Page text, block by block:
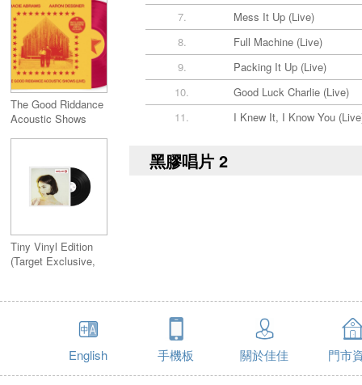
The Good Riddance
Acoustic Shows
Tiny Vinyl Edition
(Target Exclusive,
7.
Mess It Up (Live)
8.
Full Machine (Live)
9.
Packing It Up (Live)
10.
Good Luck Charlie (Live)
11.
I Knew It, I Know You
黑膠唱片 2
English 手機板 關於佳佳 門市